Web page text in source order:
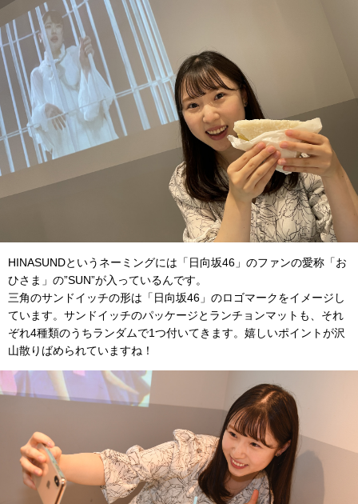
HINASUNDというネーミングには「日向坂46」のファンの愛称「お
ひさま」の”SUN”が入っているんです。
三角のサンドイッチの形は「日向坂46」のロゴマークをイメージし
ています。サンドイッチのパッケージとランチョンマットも、それ
ぞれ4種類のうちランダムで1つ付いてきます。嬉しいポイントが沢
山散りばめられていますね！